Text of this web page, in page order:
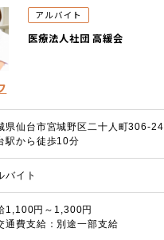
アルバイト
医療法人社団 高緩会
県仙台市宮城野区二十人町306-24
駅から徒歩10分
バイト
1,100円～1,300円
費支給：別途一部支給